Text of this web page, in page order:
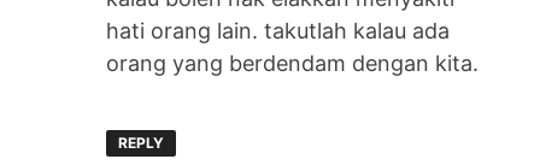
hati orang lain. takutlah kalau ada
orang yang berdendam dengan kita.
REPLY